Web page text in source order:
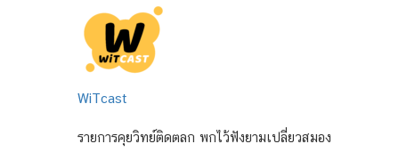
WiTcast
รายการคุยวิทย์ติดตลก พกไว้ฟังยามเปลี่ยวสมอง